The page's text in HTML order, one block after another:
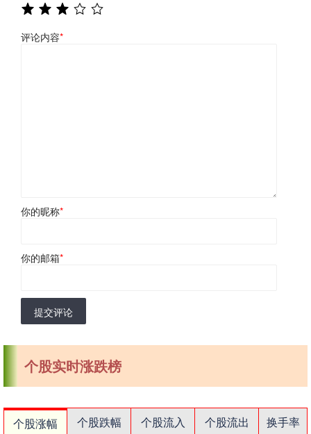
评论内容*
你的昵称*
你的邮箱*
提交评论
个股实时涨跌榜
个股涨幅 个股跌幅 个股流入 个股流出
换手率